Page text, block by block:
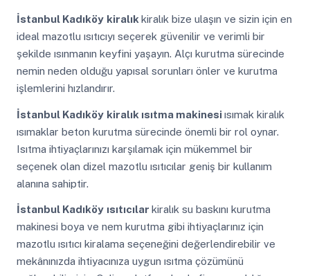
İstanbul Kadıköy kiralık kiralık bize ulaşın ve sizin için en
ideal mazotlu ısıtıcıyı seçerek güvenilir ve verimli bir
şekilde ısınmanın keyfini yaşayın. Alçı kurutma sürecinde
nemin neden olduğu yapısal sorunları önler ve kurutma
işlemlerini hızlandırır.
İstanbul Kadıköy kiralık ısıtma makinesiısımak kiralık
ısımaklar beton kurutma sürecinde önemli bir rol oynar.
Isıtma ihtiyaçlarınızı karşılamak için mükemmel bir
seçenek olan dizel mazotlu ısıtıcılar geniş bir kullanım
alanına sahiptir.
İstanbul Kadıköy ısıtıcılar kiralık su baskını kurutma
makinesi boya ve nem kurutma gibi ihtiyaçlarınız için
mazotlu ısıtıcı kiralama seçeneğini değerlendirebilir ve
mekânınızda ihtiyacınıza uygun ısıtma çözümünü